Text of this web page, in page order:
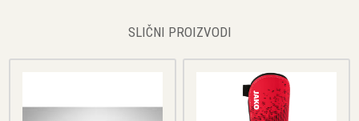
SLIČNI PROIZVODI